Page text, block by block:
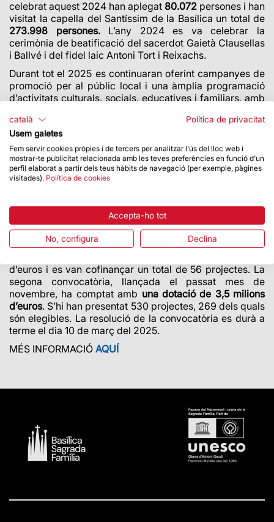
celebrat aquest 2024 han aplegat 80.072 persones i han
visitat la capella del Santíssim de la Basílica un total de
273.998
persones. L’any 2024es va celebrar la
cerimònia de beatificació del sacerdot Gaietà Clausellas
i Ballvé i del fidel laic Antoni Tort i Reixachs.
Durant tot el 2025 es continuaran oferint campanyes de
promoció per al públic local i una àmplia programació
d’activitats culturals, socials, educatives i familiars, amb
Gaudí.
El Fons d’Acció Social incrementa la seva dotació en un
50 %
La plena recuperació econòmica ha permès destinaruna
part de l’excedent dels resultats
Social. El2023 el Patronat de la Junta Constructora de
la Sagrada Família va impulsar aquesta
iniciativa, que té
com a finalitat cofinançar projectes socials promoguts
per entitats sense ànim de lucre. La primera
d’euros i es van cofinançar un total de 56 projectes. La
segona convocatòria, llançada el passat mes de
novembre, ha comptat amb una dotació de 3,5 milions
d’euros. S’hi han presentat 530 projectes, 269 dels quals
són elegibles. La resolució de la convocatòria es durà a
terme el dia 10 de març del 2025.
MÉS INFORMACIÓ AQUÍ
català
Política de privacitat
Usem galetes
Fem servir cookies pròpies i de tercers per analitzar l'ús del lloc web i
mostrar-te publicitat relacionada amb les teves preferències en funció d'un
perfil elaborat a partir dels teus hàbits de navegació (per exemple, pàgines
visitades). Política de cookies
Accepta-ho tot
No, configura Declina